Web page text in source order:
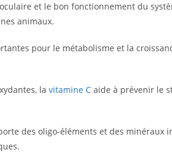
et le bon fonctionnement du
animaux.
pour le métabolisme et la
la vitamine C aide à prévenir le
des oligo-éléments et des minéraux